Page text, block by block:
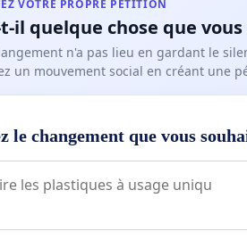
VOTRE PROPRE PÉTITION
t-il quelque chose que
n'a pas lieu en gardant le
un mouvement social en créant une
le changement que vous